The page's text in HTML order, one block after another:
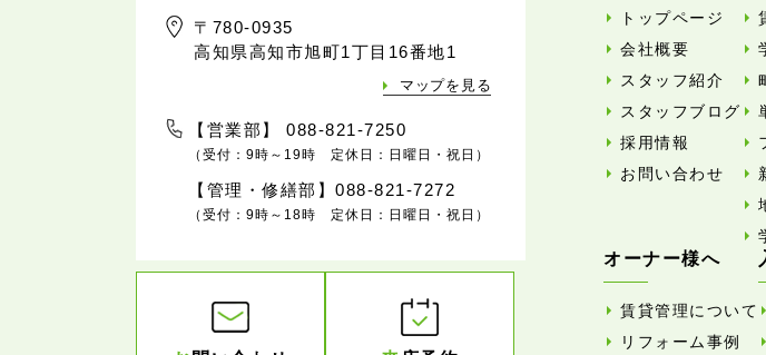
〒780-0935
高知県高知市旭町1丁目16番地1
マップを見る
【営業部】 088-821-7250
（受付：9時～19時 定休日：日曜日・祝日）
【管理・修繕部】088-821-7272
（受付：9時～18時 定休日：日曜日・祝日）
トップページ
会社概要
スタッフ紹介
スタッフブログ
採用情報
お問い合わせ
オーナー様へ
賃貸管理について
リフォーム事例